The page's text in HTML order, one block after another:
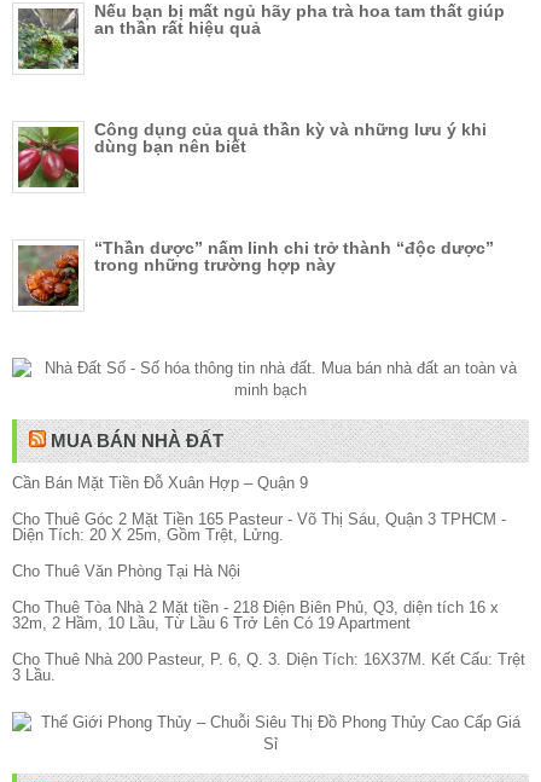
Nếu bạn bị mất ngủ hãy pha trà hoa tam thất giúp
an thần rất hiệu quả
Công dụng của quả thần kỳ và những lưu ý khi
dùng bạn nên biết
“Thần dược” nấm linh chi trở thành “độc dược”
trong những trường hợp này
MUA BÁN NHÀ ĐẤT
Cần Bán Mặt Tiền Đỗ Xuân Hợp – Quận 9
Cho Thuê Góc 2 Mặt Tiền 165 Pasteur - Võ Thị Sáu, Quận 3 TPHCM -
Diện Tích: 20 X 25m, Gồm Trệt, Lửng.
Cho Thuê Văn Phòng Tại Hà Nội
Cho Thuê Tòa Nhà 2 Mặt tiền - 218 Điện Biên Phủ, Q3, diện tích 16 x
32m, 2 Hầm, 10 Lầu, Từ Lầu 6 Trở Lên Có 19 Apartment
Cho Thuê Nhà 200 Pasteur, P. 6, Q. 3. Diện Tích: 16X37M. Kết Cấu: Trệt
3 Lầu.